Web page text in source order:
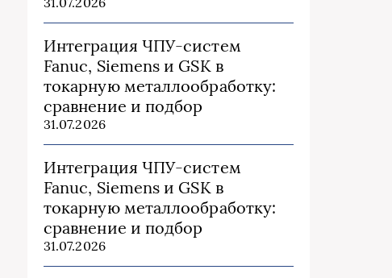
Интеграция ЧПУ-систем
Fanuc, Siemens и GSK в
токарную металлообработку:
сравнение и подбор
31.07.2026
Интеграция ЧПУ-систем
Fanuc, Siemens и GSK в
токарную металлообработку:
сравнение и подбор
31.07.2026